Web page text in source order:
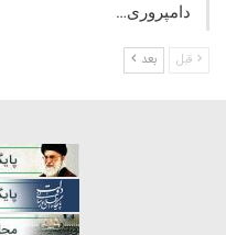
دامپروری…
قبل بعد